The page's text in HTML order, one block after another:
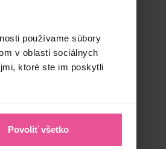
používame súbory
v oblasti sociálnych
ktoré ste im poskytli
Povoliť všetko